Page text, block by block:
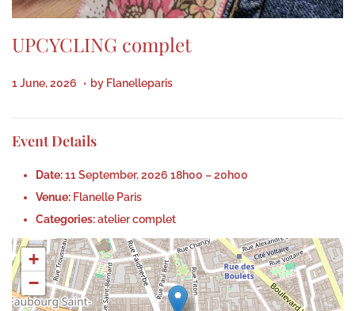
UPCYCLING complet
P
t
n
1 June, 2026
2
u
l
y
,
2
0
2
6
. by Flanelleparis
Event Details
Date:11 September, 2026 18h00 –20h00
Venue: Flanelle Paris
Categories:atelier complet
+
−